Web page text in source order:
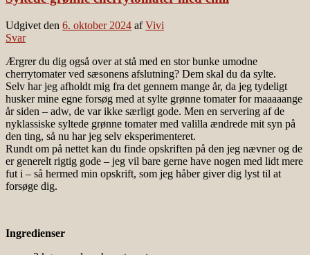
Udgivet den 6. oktober 2024 afVivi
Svar
Ærgrer du dig også over at stå med en stor bunke umodne
cherrytomater ved sæsonens afslutning? Dem skal du da sylte.
Selv har jeg afholdt mig fra det gennem mange år, da jeg tydeligt
husker mine egne forsøg med at sylte grønne tomater for maaaaange
år siden – adw, de var ikke særligt gode. Men en servering af de
nyklassiske syltede grønne tomater med valilla ændrede mit syn på
den ting, så nu har jeg selv eksperimenteret.
Rundt om på nettet kan du finde opskriften på den jeg nævner og de
er generelt rigtig gode – jeg vil bare gerne have nogen med lidt mere
fut i – så hermed min opskrift, som jeg håber giver dig lyst til at
forsøge dig.
Ingredienser